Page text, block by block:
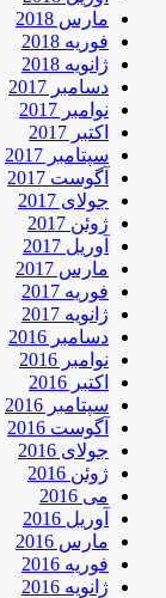
مارس 2018
فوریه 2018
ژانویه 2018
دسامبر 2017
نوامبر 2017
اکتبر 2017
سپتامبر 2017
آگوست 2017
جولای 2017
ژوئن 2017
آوریل 2017
مارس 2017
فوریه 2017
ژانویه 2017
دسامبر 2016
نوامبر 2016
اکتبر 2016
سپتامبر 2016
آگوست 2016
جولای 2016
ژوئن 2016
می 2016
آوریل 2016
مارس 2016
فوریه 2016
ژانویه 2016